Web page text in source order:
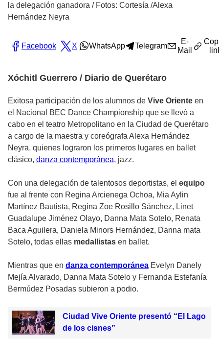
la delegación ganadora / Fotos: Cortesía /Alexa
Hernández Neyra
Facebook X WhatsApp Telegram
E-
Mail
Xóchitl Guerrero / Diario de Querétaro
Exitosa participación de los alumnos de Vive Oriente en
el Nacional BEC Dance Championship que se llevó a
cabo en el teatro Metropolitano en la Ciudad de Querétaro
a cargo de la maestra y coreógrafa Alexa Hernández
Neyra, quienes lograron los primeros lugares en ballet
clásico, danza contemporánea, jazz.
Con una delegación de talentosos deportistas, el equipo
fue al frente con Regina Arcienega Ochoa, Mia Aylin
Martínez Bautista, Regina Zoe Rosillo Sánchez, Linet
Guadalupe Jiménez Olayo, Danna Mata Sotelo, Renata
Baca Aguilera, Daniela Minors Hernández, Danna mata
Sotelo, todas ellas medallistas en ballet.
Mientras que en danza contemporánea Evelyn Danely
Mejía Alvarado, Danna Mata Sotelo y Fernanda Estefanía
Bermúdez Posadas subieron a podio.
Ciudad Vive Oriente presentó “El Lago
de los cisnes”